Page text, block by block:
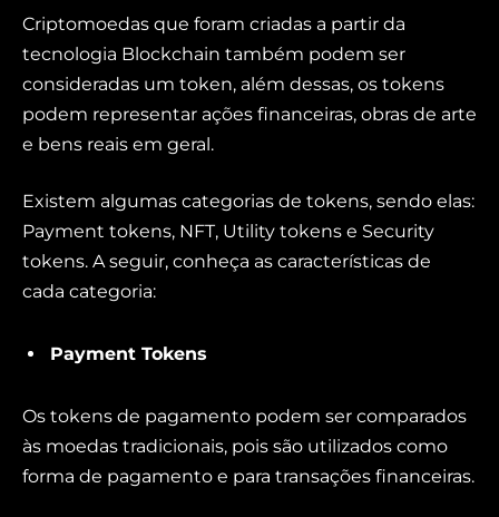
Criptomoedas que foram criadas a partir da
tecnologia Blockchain também podem ser
consideradas um token, além dessas, os tokens
podem representar ações financeiras, obras de arte
e bens reais em geral.
Existem algumas categorias de tokens, sendo elas:
Payment tokens, NFT, Utility tokens e Security
tokens. A seguir, conheça as características de
cada categoria:
Payment Tokens
Os tokens de pagamento podem ser comparados
às moedas tradicionais, pois são utilizados como
forma de pagamento e para transações financeiras.